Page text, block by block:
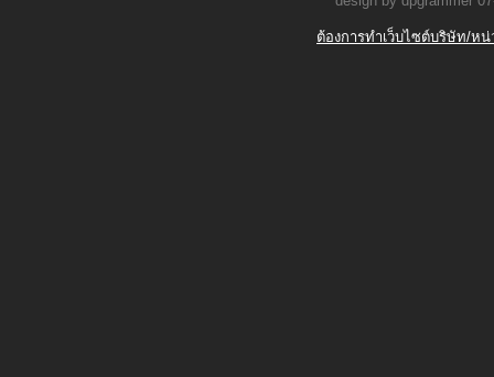
ต้องการทำเว็บไซต์บริษัท/ห